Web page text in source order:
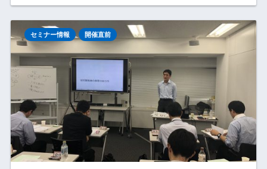
セミナー情報 開催直前